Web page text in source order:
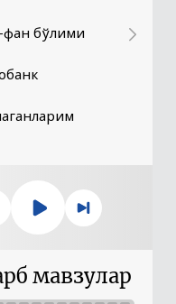
бўлими
мавзулар